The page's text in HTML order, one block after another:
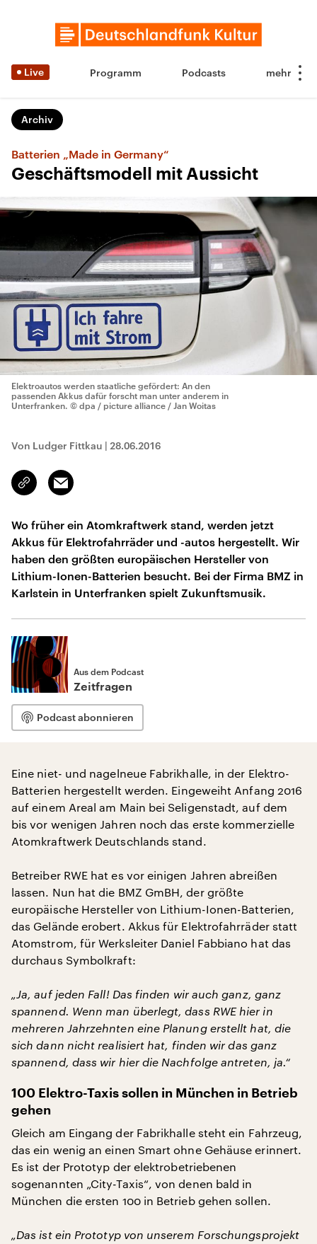
Live Programm Podcasts
Archiv
Batterien „Made in Germany“
Geschäftsmodell mit Aussicht
Elektroautos werden staatliche gefördert: An den
passenden Akkus dafür forscht man unter anderem in
Unterfranken. © dpa / picture alliance / Jan Woitas
Von Ludger Fittkau | 28.06.2016
Link
kopieren/teilen
Email
Wo früher ein Atomkraftwerk stand, werden jetzt
Akkus für Elektrofahrräder und -autos hergestellt. Wir
haben den größten europäischen Hersteller von
Lithium-Ionen-Batterien besucht. Bei der Firma BMZ in
Karlstein in Unterfranken spielt Zukunftsmusik.
Aus dem Podcast
Zeitfragen
Podcast abonnieren
Eine niet- und nagelneue Fabrikhalle, in der Elektro-
Batterien hergestellt werden. Eingeweiht Anfang 2016
auf einem Areal am Main bei Seligenstadt, auf dem
bis vor wenigen Jahren noch das erste kommerzielle
Atomkraftwerk Deutschlands stand.
Betreiber RWE hat es vor einigen Jahren abreißen
lassen. Nun hat die BMZ GmBH, der größte
europäische Hersteller von Lithium-Ionen-Batterien,
das Gelände erobert. Akkus für Elektrofahrräder statt
Atomstrom, für Werksleiter Daniel Fabbiano hat das
durchaus Symbolkraft:
„Ja, auf jeden Fall! Das finden wir auch ganz, ganz
spannend. Wenn man überlegt, dass RWE hier in
mehreren Jahrzehnten eine Planung erstellt hat, die
sich dann nicht realisiert hat, finden wir das ganz
spannend, dass wir hier die Nachfolge antreten, ja.“
100 Elektro-Taxis sollen in München in Betrieb
gehen
Gleich am Eingang der Fabrikhalle steht ein Fahrzeug,
das ein wenig an einen Smart ohne Gehäuse erinnert.
Es ist der Prototyp der elektrobetriebenen
sogenannten „City-Taxis“, von denen bald in
München die ersten 100 in Betrieb gehen sollen.
„Das ist ein Prototyp von unserem Forschungsprojekt